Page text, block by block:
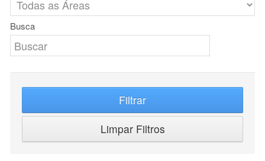
Busca
Filtrar
Limpar Filtros